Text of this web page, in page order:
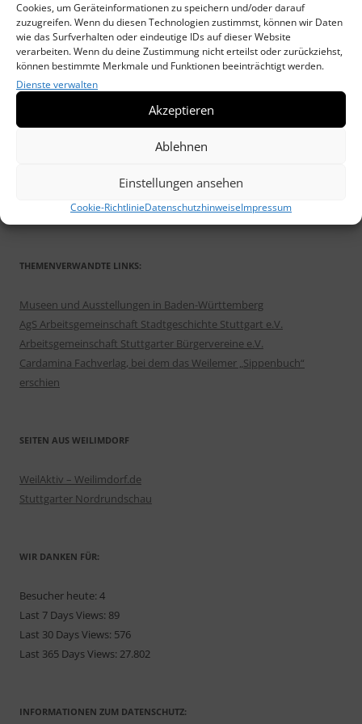
Cookies, um Geräteinformationen zu speichern und/oder darauf
zuzugreifen. Wenn du diesen Technologien zustimmst, können wir Daten
wie das Surfverhalten oder eindeutige IDs auf dieser Website
verarbeiten. Wenn du deine Zustimmung nicht erteilst oder zurückziehst,
können bestimmte Merkmale und Funktionen beeinträchtigt werden.
Dienste verwalten
Akzeptieren
Ablehnen
Einstellungen ansehen
Cookie-RichtlinieDatenschutzhinweiseImpressum
Weilimdorfer Heimatkreis unterstützt „DRAUSSENKUNST“
Oktober 2025
Neues Heimatblatt erschienen: „Die Wolfbuschsiedlung im Wandel“
30. September 2025
Veranstaltungen des Heimatkreis im Herbst/Winter 2025/26
2.
Weilimdorfer Heimatblatt Nr. 51 befasst sich mit der Wolfbusch-
Einladung zur MATINÉE am 22. Juni 2025: „G’schichta ond Sprüch’ „
5. Juni 2025
THEMENVERWANDTE LINKS:
Museen und Ausstellungen in Baden-Württemberg
AgS Arbeitsgemeinschaft Stadtgeschichte Stuttgart e.V.
Arbeitsgemeinschaft Stuttgarter Bürgervereine e.V.
Cardamina Fachverlag, bei dem das Weilemer „Sippenbuch“
erschien
SEITEN AUS WEILIMDORF
WeilAktiv – Weilimdorf.de
Stuttgarter Nordrundschau
WIR DANKEN FÜR:
Besucher heute: 4
Last 7 Days Views: 89
Last 30 Days Views: 576
Last 365 Days Views: 27.802
INFORMATIONEN ZUM DATENSCHUTZ: